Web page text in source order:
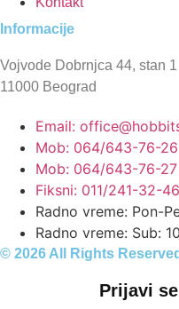
Informacije
Vojvode Dobrnjca 44, stan 1
11000 Beograd
Email:
Mob: 064/643-76-26
Mob: 064/643-76-27
Fiksni: 011/241-32-46
Radno vreme: Pon-
Radno vreme: Sub:
© 2026 All Rights
Prijavi